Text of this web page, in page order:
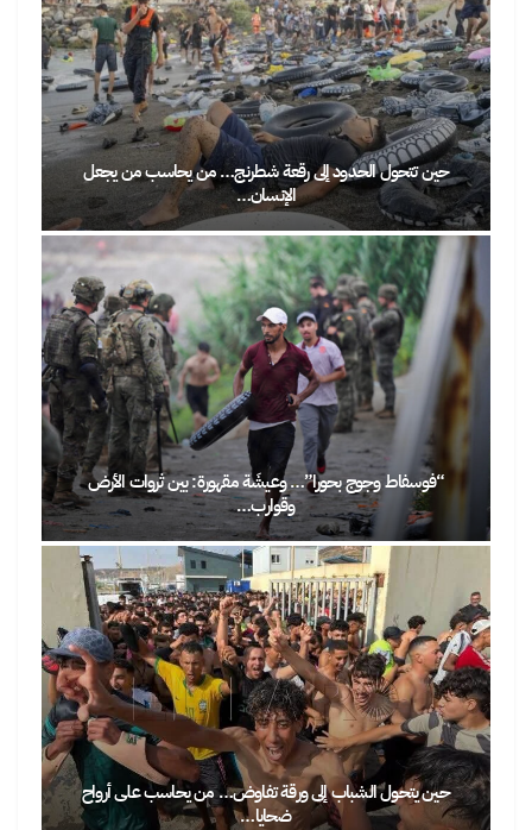
حين تتحول الحدود إلى رقعة شطرنج… من يحاسب من يجعل
الإنسان…
“فوسفاط وجوج بحورا”… وعيشَة مقهورة: بين ثروات الأرض
وقوارب…
حين يتحول الشباب إلى ورقة تفاوض… من يحاسب على أرواح
ضحايا…